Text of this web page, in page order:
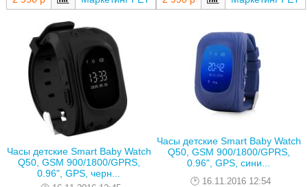
Часы детские Smart Baby Watch
Q50, GSM 900/1800/GPRS,
0.96", GPS, черн...
Часы детские Smart Baby Watch
Q50, GSM 900/1800/GPRS,
0.96", GPS, сини...
16.11.2016 12:54